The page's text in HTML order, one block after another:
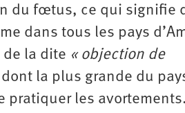
du fœtus, ce qui signifie
dans tous les pays
de la dite « objection de
la plus grande du
pratiquer les avortements.